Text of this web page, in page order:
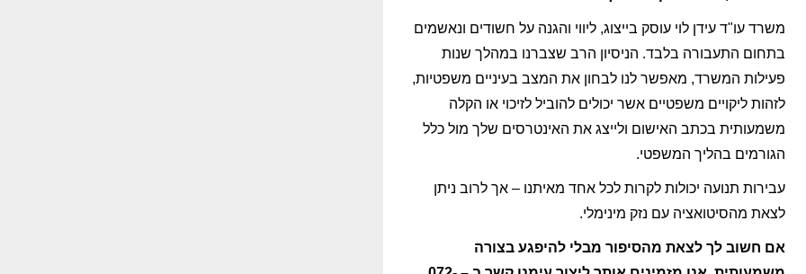
משרד עו"ד עידן לוי עוסק בייצוג, ליווי והגנה על חשודים ונאשמים
בתחום התעבורה בלבד. הניסיון הרב שצברנו במהלך שנות
פעילות המשרד, מאפשר לנו לבחון את המצב בעיניים משפטיות,
לזהות ליקויים משפטיים אשר יכולים להוביל לזיכוי או הקלה
משמעותית בכתב האישום ולייצג את האינטרסים שלך מול כלל
הגורמים בהליך המשפטי.
עבירות תנועה יכולות לקרות לכל אחד מאיתנו – אך לרוב ניתן
לצאת מהסיטואציה עם נזק מינימלי.
אם חשוב לך לצאת מהסיפור מבלי להיפגע בצורה